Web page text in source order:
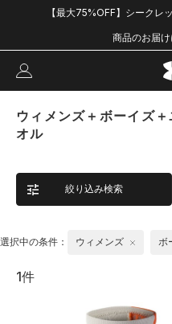
【最大75%OFF】シークレ
商品のお届
ウィメンズ＋ボーイズ
オル
絞り込み検索
選択中の条件： ウィメンズ ボ
1件